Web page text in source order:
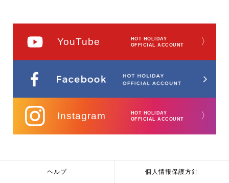
YouTube
HOT HOLIDAY
OFFICIAL ACCOUNT
〉
Instagram
HOT HOLIDAY
OFFICIAL ACCOUNT
〉
ヘルプ 個人情報保護方針